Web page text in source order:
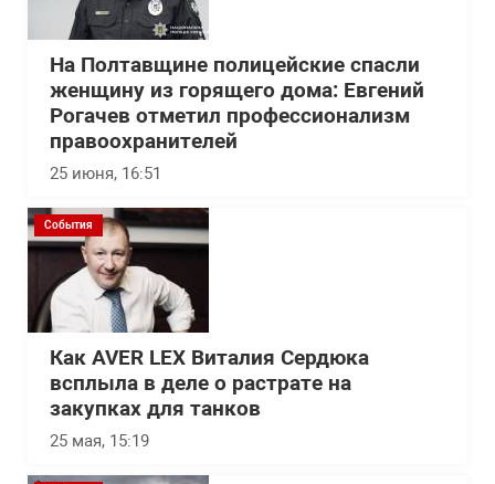
На Полтавщине полицейские спасли
женщину из горящего дома: Евгений
Рогачев отметил профессионализм
правоохранителей
25 июня, 16:51
События
Как AVER LEX Виталия Сердюка
всплыла в деле о растрате на
закупках для танков
25 мая, 15:19